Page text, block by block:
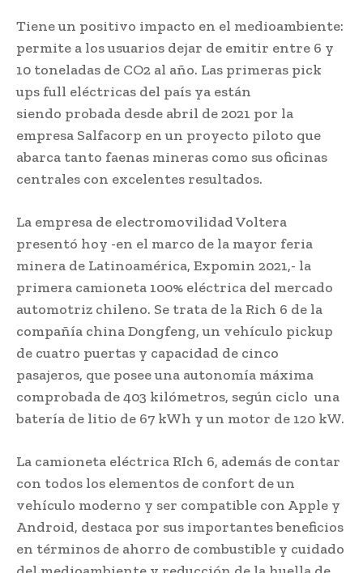
Tiene un positivo impacto en el medioambiente:
permite a los usuarios dejar de emitir entre 6 y
10 toneladas de CO2 al año. Las primeras pick
ups full eléctricas del país ya están
siendo probada desde abril de 2021 por la
empresa Salfacorp en un proyecto piloto que
abarca tanto faenas mineras como sus oficinas
centrales con excelentes resultados.
La empresa de electromovilidad Voltera
presentó hoy -en el marco de la mayor feria
minera de Latinoamérica, Expomin 2021,- la
primera camioneta 100% eléctrica del mercado
automotriz chileno. Se trata de la Rich 6 de la
compañía china Dongfeng, un vehículo pickup
de cuatro puertas y capacidad de cinco
pasajeros, que posee una autonomía máxima
comprobada de 403 kilómetros, según ciclo una
batería de litio de 67 kWh y un motor de 120 kW.
La camioneta eléctrica RIch 6, además de contar
con todos los elementos de confort de un
vehículo moderno y ser compatible con Apple y
Android, destaca por sus importantes beneficios
en términos de ahorro de combustible y cuidado